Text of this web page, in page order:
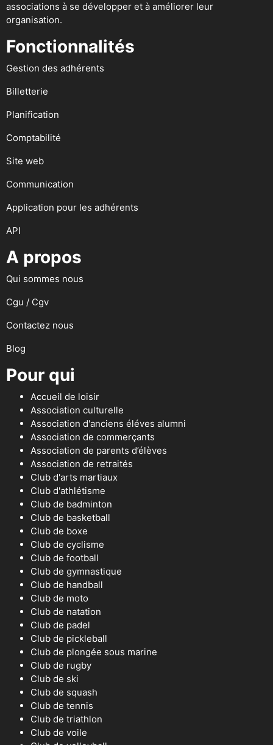
associations à se développer et à améliorer leur
organisation.
Fonctionnalités
Gestion des adhérents
Billetterie
Planification
Comptabilité
Site web
Communication
Application pour les adhérents
API
A propos
Qui sommes nous
Cgu / Cgv
Contactez nous
Blog
Pour qui
Accueil de loisir
Association culturelle
Association d'anciens éléves alumni
Association de commerçants
Association de parents d’élèves
Association de retraités
Club d'arts martiaux
Club d'athlétisme
Club de badminton
Club de basketball
Club de boxe
Club de cyclisme
Club de football
Club de gymnastique
Club de handball
Club de moto
Club de natation
Club de padel
Club de pickleball
Club de plongée sous marine
Club de rugby
Club de ski
Club de squash
Club de tennis
Club de triathlon
Club de voile